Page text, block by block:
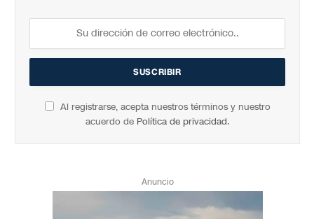
Al registrarse, acepta nuestros términos y nuestro
acuerdo de Política de privacidad.
Anuncio